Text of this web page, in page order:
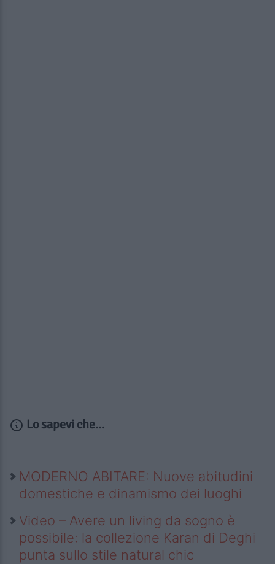
Lo sapevi che...
MODERNO ABITARE: Nuove abitudini
domestiche e dinamismo dei luoghi
Video – Avere un living da sogno è
possibile: la collezione Karan di Deghi
punta sullo stile natural chic